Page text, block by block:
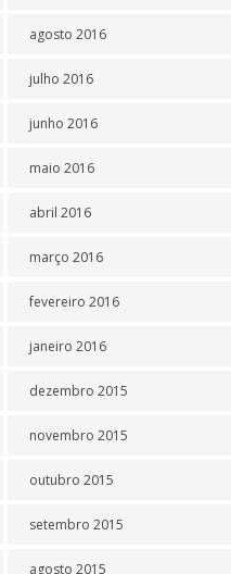
agosto 2016
julho 2016
junho 2016
maio 2016
abril 2016
março 2016
fevereiro 2016
janeiro 2016
dezembro 2015
novembro 2015
outubro 2015
setembro 2015
agosto 2015